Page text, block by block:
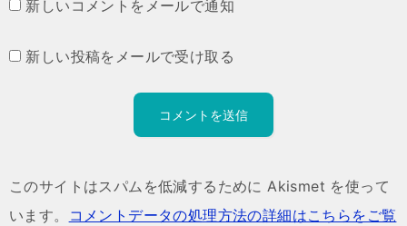
新しいコメントをメールで通知
新しい投稿をメールで受け取る
このサイトはスパムを低減するために Akismet を使って
います。
コメントデータの処理方法の詳細はこちらをご覧